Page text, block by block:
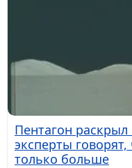
Пентагон
эксперты
только больше